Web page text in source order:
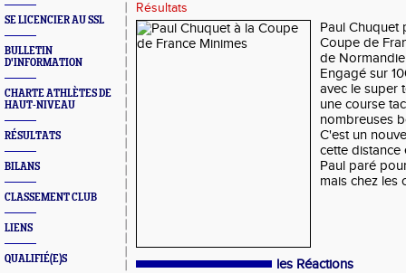
SE LICENCIER AU SSL
BULLETIN
D'INFORMATION
CHARTE ATHLÈTES DE
HAUT-NIVEAU
RÉSULTATS
BILANS
CLASSEMENT CLUB
LIENS
QUALIFIÉ(E)S
Résultats
Paul Chuquet
Coupe de
de
Engagé sur
avec le super
une course
nombreuses
C'est un
cette distance
Paul paré
mais chez les
les Réactions